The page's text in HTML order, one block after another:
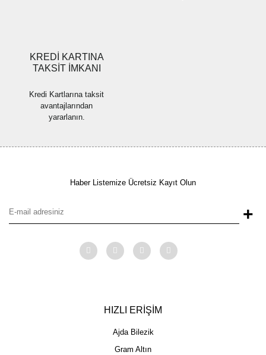
KREDİ KARTINA
TAKSİT İMKANI
Kredi Kartlarına taksit
avantajlarından
yararlanın.
Haber Listemize Ücretsiz Kayıt Olun
+
HIZLI ERİŞİM
Ajda Bilezik
Gram Altın